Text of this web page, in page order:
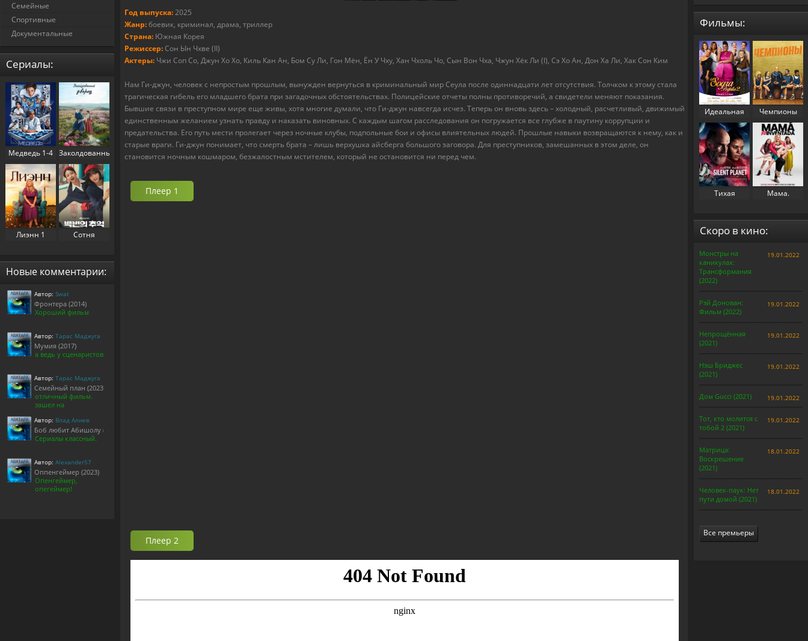
Год выпуска:2025
Жанр:боевик, криминал, драма, триллер
Страна: Южная Корея
Режиссер:Сон Ын Чхве (II)
Актеры: Чжи Соп Со, Джун Хо Хо, Киль Кан Ан, Бом Су Ли, Гон Мён, Ён У Чху, Хан Чхоль Чо, Сын Вон Чха, Чжун Хёк Ли (I), Сэ Хо Ан, Дон Ха Ли, Хак Сон Ким
Нам Ги-джун, человек с непростым прошлым, вынужден вернуться в криминальный мир Сеула после одиннадцати лет отсутствия. Толчком к этому стала
трагическая гибель его младшего брата при загадочных обстоятельствах. Полицейские отчеты полны противоречий, а свидетели меняют показания.
Бывшие связи в преступном мире еще живы, хотя многие думали, что Ги-джун навсегда исчез. Теперь он вновь здесь – холодный, расчетливый, движимый
единственным желанием узнать правду и наказать виновных. С каждым шагом расследования он погружается все глубже в паутину коррупции и
предательства. Его путь мести пролегает через ночные клубы, подпольные бои и офисы влиятельных людей. Прошлые навыки возвращаются к нему, как и
старые враги. Ги-джун понимает, что смерть брата – лишь верхушка айсберга большого заговора. Для преступников, замешанных в этом деле, он
становится ночным кошмаром, безжалостным мстителем, который не остановится ни перед чем.
Плеер 1
Плеер 2
Семейные
Спортивные
Документальные
Cериалы:
Медведь 1-4
сезон (2022-
2025)
Заколдованный
дворец 1
сезон (2025)
Лиэнн 1
Сотня
номера 100 1
Новые комментарии:
Автор: Swat
Фронтера (2014)
Хороший фильм
Автор: Тарас Маджуга
Мумия (2017)
а ведь у сценаристов
Автор: Тарас Маджуга
Семейный план (2023)
отличный фильм.
зашел на
Автор: Влад Алиев
Боб любит Абишолу (1-5 сезон)
Сериалы классный.
Автор: Alexander57
Оппенгеймер (2023)
Опенгеймер,
опегеймер!
Фильмы:
Идеальная
свекровь 2
(2025)
Чемпионы
(2023)
Тихая
Мама.
Скоро в кино:
Монстры на
каникулах:
Трансформания
(2022)
19.01.2022
Рэй Донован:
Фильм (2022)
19.01.2022
Непрощённая
(2021)
19.01.2022
Нэш Бриджес
(2021)
19.01.2022
Дом Gucci (2021) 19.01.2022
Тот, кто молится с
тобой 2 (2021)
19.01.2022
Матрица:
Воскрешение
(2021)
18.01.2022
Человек-паук: Нет
пути домой (2021)
18.01.2022
Все премьеры